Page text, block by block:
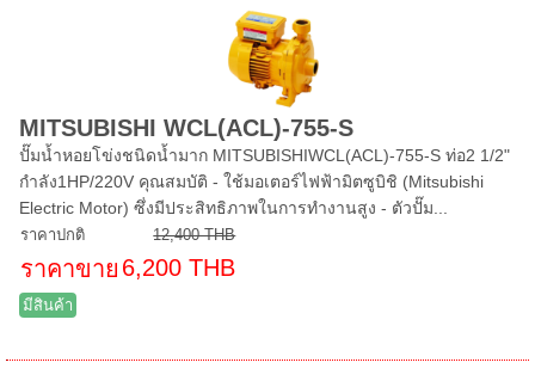
MITSUBISHI WCL(ACL)-755-S
ปั๊มน้ำหอยโข่งชนิดน้ำมาก MITSUBISHIWCL(ACL)-755-S ท่อ2 1/2"
กำลัง1HP/220V คุณสมบัติ - ใช้มอเตอร์ไฟฟ้ามิตซูบิชิ (Mitsubishi
Electric Motor) ซึ่งมีประสิทธิภาพในการทำงานสูง - ตัวปั๊ม...
ราคาปกติ 12,400 THB
ราคาขาย 6,200 THB
มีสินค้า